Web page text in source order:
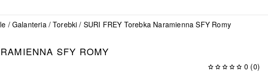
Galanteria Torebki SURI FREY Torebka Naramienna SFY Romy
SFY ROMY
0 (0)